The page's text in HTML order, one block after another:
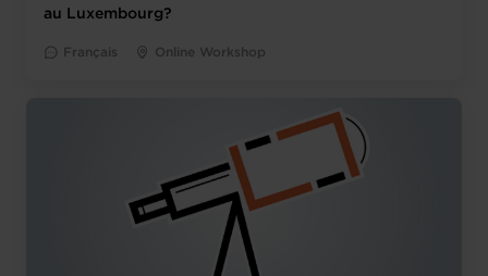
au Luxembourg?
Français Online Workshop